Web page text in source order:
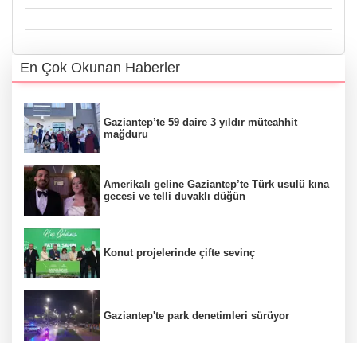
En Çok Okunan Haberler
Gaziantep’te 59 daire 3 yıldır müteahhit
mağduru
Amerikalı geline Gaziantep’te Türk usulü kına
gecesi ve telli duvaklı düğün
Konut projelerinde çifte sevinç
Gaziantep'te park denetimleri sürüyor